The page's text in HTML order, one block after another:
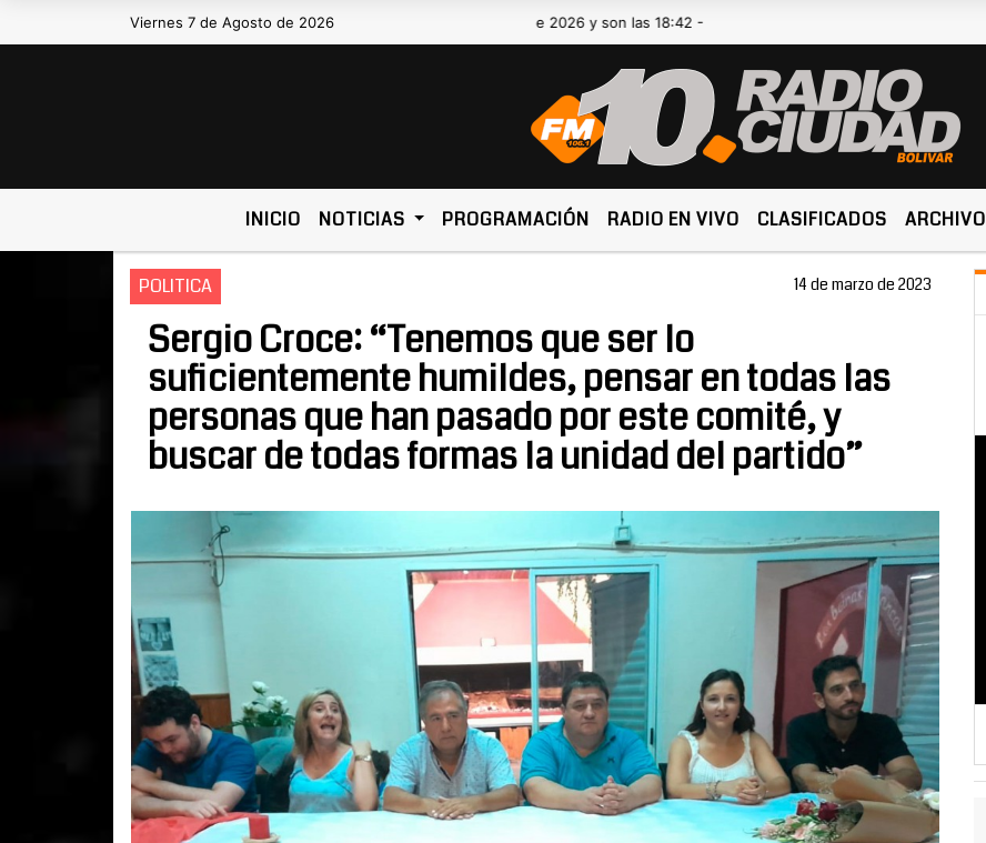
Viernes 7 de Agosto de 2026Hoy es Viernes 7 de Agosto de 2026 y son las 18:42 -
INICIO NOTICIAS PROGRAMACIÓN RADIO EN VIVO CLASIFICADOS ARCHIVO
POLITICA 14 de marzo de 2023
Sergio Croce: “Tenemos que ser lo
suficientemente humildes, pensar en todas las
personas que han pasado por este comité, y
buscar de todas formas la unidad del partido”